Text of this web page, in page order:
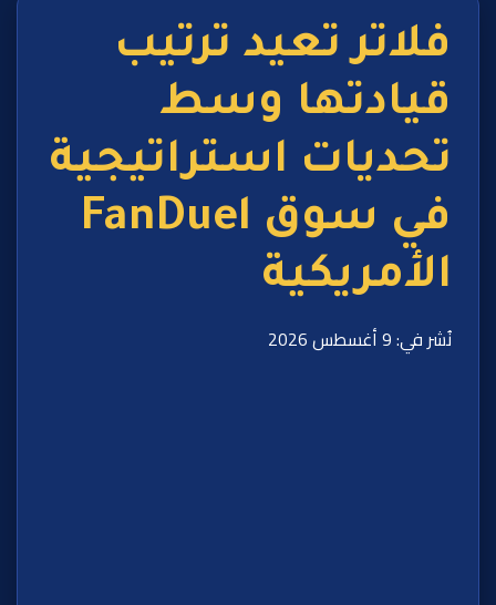
فلاتر تعيد ترتيب
قيادتها وسط
تحديات استراتيجية
في سوق FanDuel
الأمريكية
نُشر في: 9 أغسطس 2026